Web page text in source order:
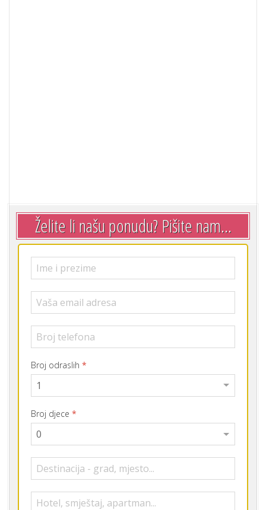
Želite li našu ponudu? Pišite nam...
Broj odraslih *
Broj djece *